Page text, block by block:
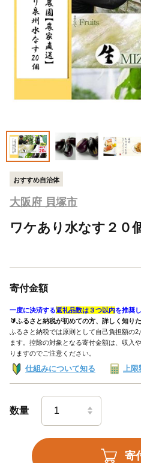
おすすめ自治体
大阪府 貝塚市
ワケあり水なす２０
寄付金額
一度に決済する返礼品数は３つ以内を推奨
🔰ふるさと納税が初めての方、詳しく知り
ふるさと納税では原則として自己負担額の
ます。控除の対象となる寄付金額は、収入
りますのでご注意ください。
仕組みについて知る 上限
数量
寄